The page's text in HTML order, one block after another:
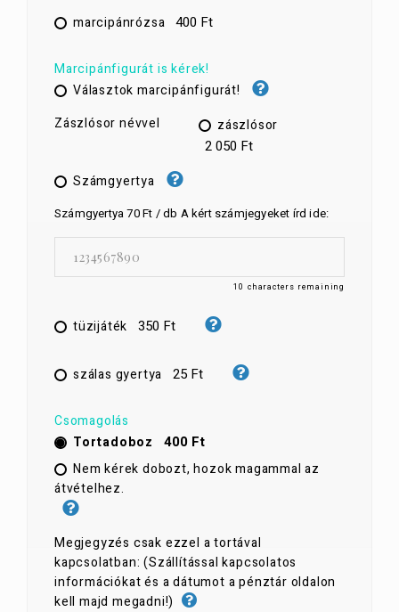
marcipánrózsa 400 Ft
Marcipánfigurát is kérek!
Választok marcipánfigurát!
Zászlósor névvel
zászlósor
2 050 Ft
Számgyertya
Számgyertya 70 Ft / db A kért számjegyeket írd ide:
10 characters remaining
tüzijáték 350 Ft
szálas gyertya 25 Ft
Csomagolás
Tortadoboz
400 Ft
Nem kérek dobozt, hozok magammal az
átvételhez.
Megjegyzés csak ezzel a tortával
kapcsolatban: (Szállítással kapcsolatos
információkat és a dátumot a pénztár oldalon
kell majd megadni!)